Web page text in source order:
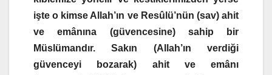
işte o kimse Allah’ın ve Resûlü’nün (sav) ahit
ve emânına (güvencesine) sahip bir
Müslümandır. Sakın (Allah’ın verdiği
güvenceyi bozarak) ahit ve emânı